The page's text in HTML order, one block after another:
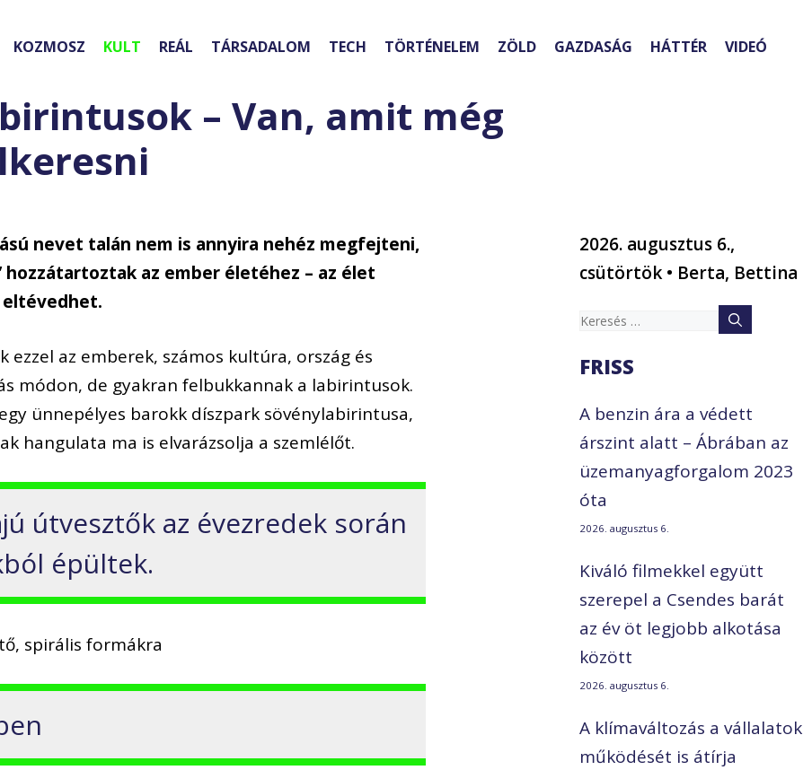
KOZMOSZ KULT REÁL TÁRSADALOM TECH TÖRTÉNELEM ZÖLD GAZDASÁG HÁTTÉR VIDEÓ
– Van, amit még
nevet talán nem is annyira nehéz megfejteni,
hozzátartoztak az ember életéhez – az élet
az emberek, számos kultúra, ország és
módon, de gyakran felbukkannak a labirintusok.
ünnepélyes barokk díszpark sövénylabirintusa,
hangulata ma is elvarázsolja a szemlélőt.
útvesztők az évezredek során
épültek.
spirális formákra
2026. augusztus 6.,
csütörtök • Berta, Bettina
Keresés:
FRISS
A benzin ára a védett
árszint alatt – Ábrában az
üzemanyagforgalom 2023
óta
2026. augusztus 6.
Kiváló filmekkel együtt
szerepel a Csendes barát
az év öt legjobb alkotása
között
2026. augusztus 6.
A klímaváltozás a vállalatok
működését is átírja